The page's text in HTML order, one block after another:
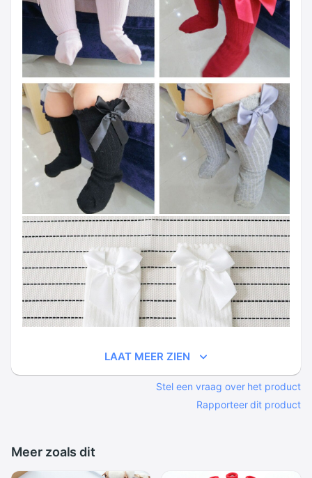
LAAT MEER ZIEN
Stel een vraag over het product
Rapporteer dit product
Meer zoals dit